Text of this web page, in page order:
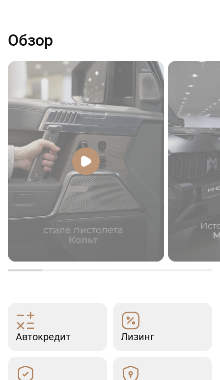
Обзор
Автокредит Лизинг